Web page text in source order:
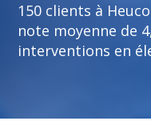
150 clients à
note moyenne de
interventions en